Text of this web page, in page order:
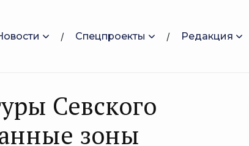
Спецпроекты Редакция
Севского
зоны